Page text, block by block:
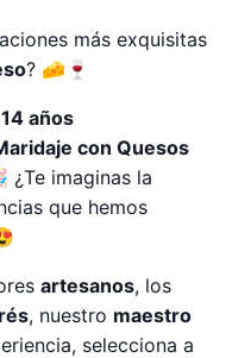
más exquisitas
? 🧀🍷
14 años
con Quesos
¿Te imaginas la
que hemos
artesanos, los
, nuestro maestro
selecciona a